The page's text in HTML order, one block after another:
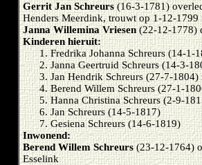
Gerrit Jan Schreurs(16-3-1781)
Henders Meerdink, trouwt op 1-12-1799
Janna Willemina Vriesen(22-12-1778)
Kinderen hieruit:
Fredrika Johanna Schreurs (14-1-
Janna Geertruid Schreurs (14-3-
Jan Hendrik Schreurs (27-7-1804)
Berend Willem Schreurs (27-1-
Hanna Christina Schreurs (2-9-
Jan Schreurs (14-5-1817)
Gesiena Schreurs (14-6-1819)
Inwonend:
Berend Willem Schreurs(23-12-1764)
Esselink